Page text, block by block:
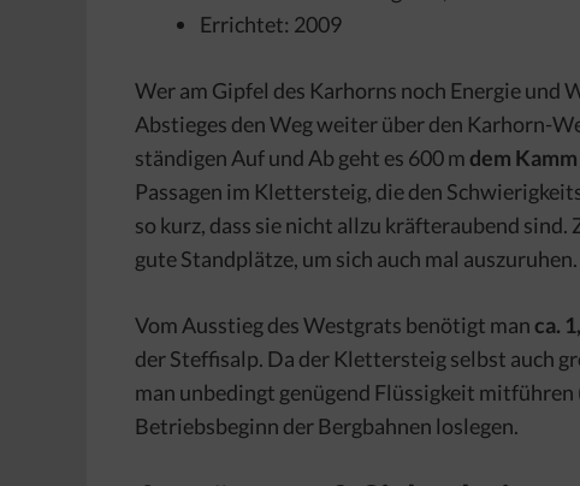
Errichtet: 2009
Wer am Gipfel des Karhorns noch Energie und
Abstieges den Weg weiter über den Karhorn-
ständigen Auf und Ab geht es 600 mdem
Passagen im Klettersteig, die den
so kurz, dass sie nicht allzu kräfteraubend sind.
gute Standplätze, um sich auch mal auszuruhen.
Vom Ausstieg des Westgrats benötigt manca.
der Steffisalp. Da der Klettersteig selbst auch
man unbedingt genügend Flüssigkeit
Betriebsbeginn der Bergbahnen loslegen.